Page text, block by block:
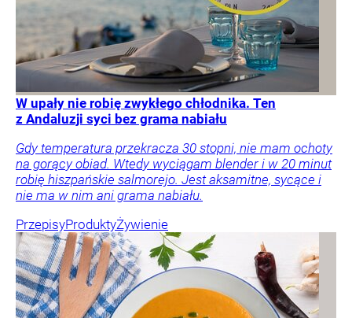
W upały nie robię zwykłego chłodnika. Ten
z Andaluzji syci bez grama nabiału
Gdy temperatura przekracza 30 stopni, nie mam ochoty
na gorący obiad. Wtedy wyciągam blender i w 20 minut
robię hiszpańskie salmorejo. Jest aksamitne, sycące i
nie ma w nim ani grama nabiału.
PrzepisyProduktyŻywienie